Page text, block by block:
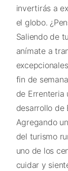
invertirás a
el globo.
Saliendo de
anímate a
fin de
de Errenteria
desarrollo de
Agregando
del turismo
uno de los
cuidar y